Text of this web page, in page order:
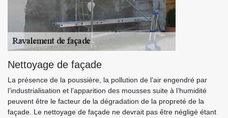
Nettoyage de façade
La présence de la poussière, la pollution de l’air engendré par
l’industrialisation et l’apparition des mousses suite à l’humidité
peuvent être le facteur de la dégradation de la propreté de la
façade. Le nettoyage de façade ne devrait pas être négligé étant